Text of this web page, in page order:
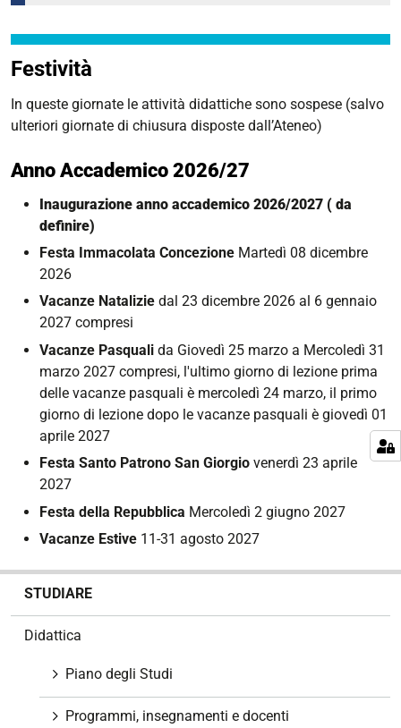
Festività
In queste giornate le attività didattiche sono sospese (salvo
ulteriori giornate di chiusura disposte dall’Ateneo)
Anno Accademico 2026/27
Inaugurazione anno accademico 2026/2027 ( da
definire)
Festa Immacolata Concezione Martedì 08 dicembre
2026
Vacanze Natalizie dal 23 dicembre 2026 al 6 gennaio
2027 compresi
Vacanze Pasquali da Giovedì 25 marzo a Mercoledì 31
marzo 2027 compresi, l'ultimo giorno di lezione prima
delle vacanze pasquali è mercoledì 24 marzo, il primo
giorno di lezione dopo le vacanze pasquali è giovedì 01
aprile 2027
Festa Santo Patrono San Giorgio venerdì 23 aprile
2027
Festa della Repubblica Mercoledì 2 giugno 2027
Vacanze Estive 11-31 agosto 2027
STUDIARE
Didattica
Piano degli Studi
Programmi, insegnamenti e docenti